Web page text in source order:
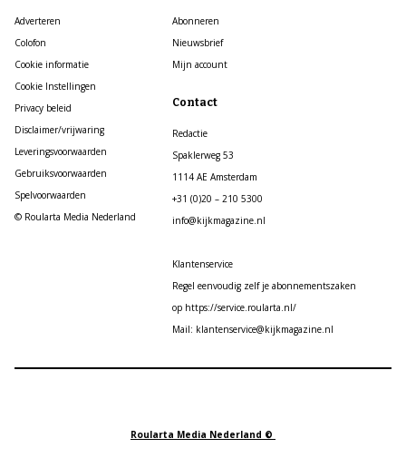
Adverteren
Colofon
Cookie informatie
Cookie Instellingen
Privacy beleid
Disclaimer/vrijwaring
Leveringsvoorwaarden
Gebruiksvoorwaarden
Spelvoorwaarden
© Roularta Media Nederland
Abonneren
Nieuwsbrief
Mijn account
Contact
Redactie
Spaklerweg 53
1114 AE Amsterdam
+31 (0)20 – 210 5300
info@kijkmagazine.nl
Klantenservice
Regel eenvoudig zelf je abonnementszaken
op https://service.roularta.nl/
Mail: klantenservice@kijkmagazine.nl
Roularta Media Nederland ©